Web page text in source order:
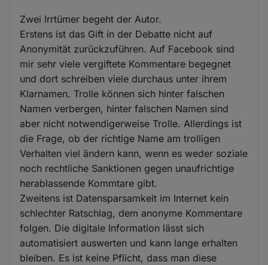
Zwei Irrtümer begeht der Autor.
Erstens ist das Gift in der Debatte nicht auf
Anonymität zurückzuführen. Auf Facebook sind
mir sehr viele vergiftete Kommentare begegnet
und dort schreiben viele durchaus unter ihrem
Klarnamen. Trolle können sich hinter falschen
Namen verbergen, hinter falschen Namen sind
aber nicht notwendigerweise Trolle. Allerdings ist
die Frage, ob der richtige Name am trolligen
Verhalten viel ändern kann, wenn es weder soziale
noch rechtliche Sanktionen gegen unaufrichtige
herablassende Kommtare gibt.
Zweitens ist Datensparsamkeit im Internet kein
schlechter Ratschlag, dem anonyme Kommentare
folgen. Die digitale Information lässt sich
automatisiert auswerten und kann lange erhalten
bleiben. Es ist keine Pflicht, dass man diese